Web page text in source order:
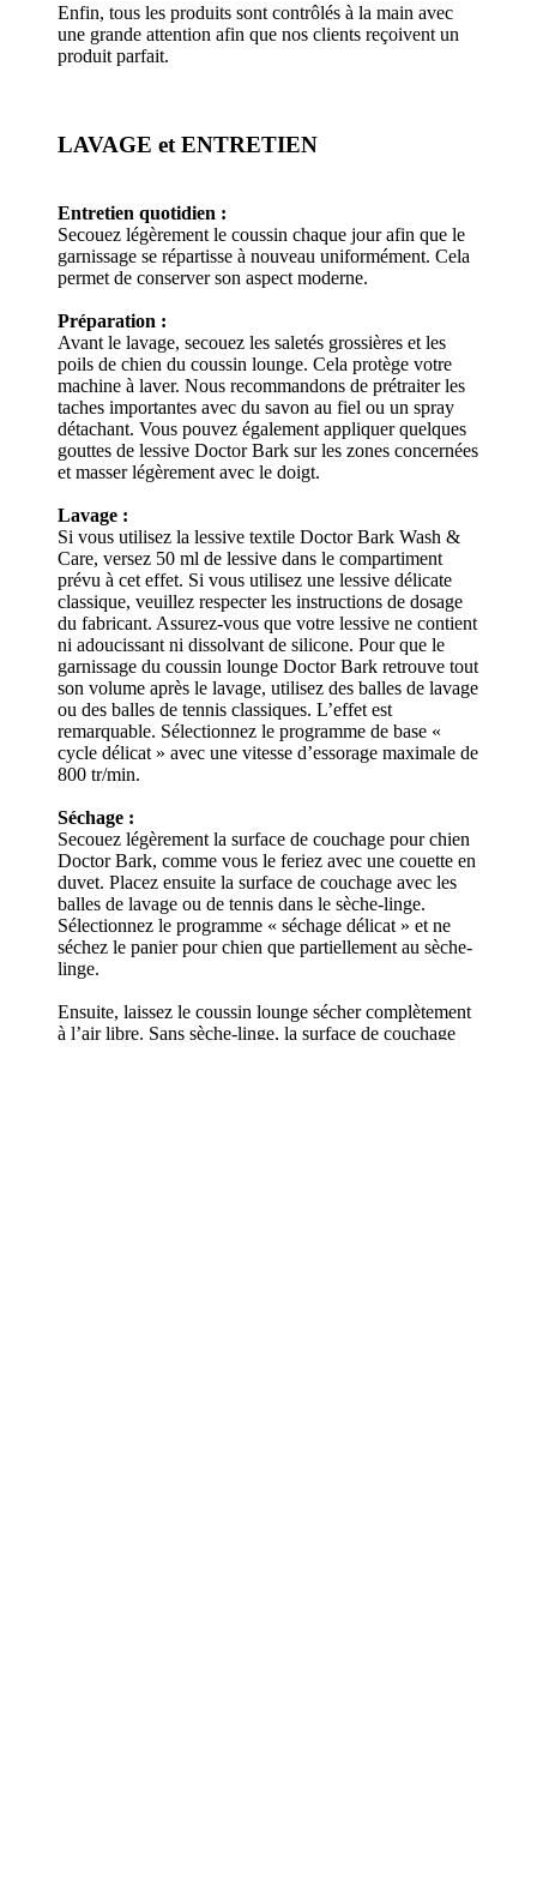
Enfin, tous les produits sont contrôlés à la main avec
une grande attention afin que nos clients reçoivent un
produit parfait.
LAVAGE et ENTRETIEN
Entretien quotidien :
Secouez légèrement le coussin chaque jour afin que le
garnissage se répartisse à nouveau uniformément. Cela
permet de conserver son aspect moderne.
Préparation :
Avant le lavage, secouez les saletés grossières et les
poils de chien du coussin lounge. Cela protège votre
machine à laver. Nous recommandons de prétraiter les
taches importantes avec du savon au fiel ou un spray
détachant. Vous pouvez également appliquer quelques
gouttes de lessive Doctor Bark sur les zones concernées
et masser légèrement avec le doigt.
Lavage :
Si vous utilisez la lessive textile Doctor Bark Wash &
Care, versez 50 ml de lessive dans le compartiment
prévu à cet effet. Si vous utilisez une lessive délicate
classique, veuillez respecter les instructions de dosage
du fabricant. Assurez-vous que votre lessive ne contient
ni adoucissant ni dissolvant de silicone. Pour que le
garnissage du coussin lounge Doctor Bark retrouve tout
son volume après le lavage, utilisez des balles de lavage
ou des balles de tennis classiques. L’effet est
remarquable. Sélectionnez le programme de base «
cycle délicat » avec une vitesse d’essorage maximale de
800 tr/min.
Séchage :
Secouez légèrement la surface de couchage pour chien
Doctor Bark, comme vous le feriez avec une couette en
duvet. Placez ensuite la surface de couchage avec les
balles de lavage ou de tennis dans le sèche-linge.
Sélectionnez le programme « séchage délicat » et ne
séchez le panier pour chien que partiellement au sèche-
linge.
Ensuite, laissez le coussin lounge sécher complètement
à l’air libre. Sans sèche-linge, la surface de couchage